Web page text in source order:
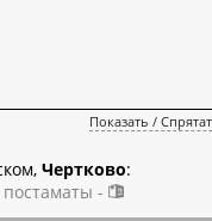
Показать /
Чертково:
-